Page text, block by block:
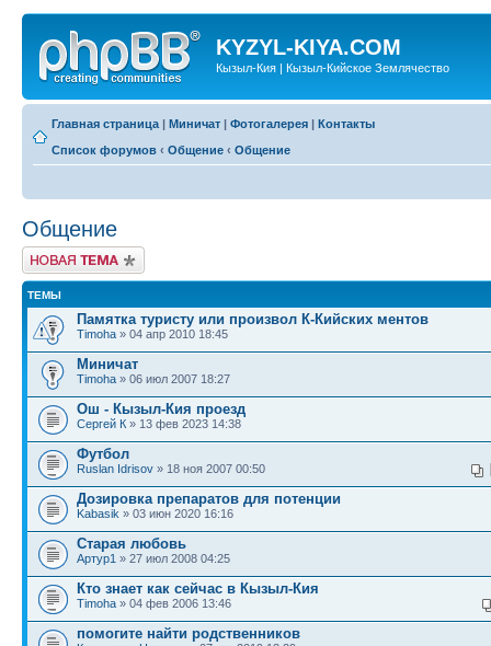
KYZYL-KIYA.COM
Кызыл-Кия | Кызыл-Кийское Землячество
Главная страница | Миничат | Фотогалерея | Контакты
Список форумов ‹ Общение ‹ Общение
Общение
Новая тема
ТЕМЫ
Памятка туристу или произвол К-Кийских ментов
Timoha » 04 апр 2010 18:45
Миничат
Timoha » 06 июл 2007 18:27
Ош - Кызыл-Кия проезд
Сергей К » 13 фев 2023 14:38
Футбол
Ruslan Idrisov » 18 ноя 2007 00:50
Дозировка препаратов для потенции
Kabasik » 03 июн 2020 16:16
Старая любовь
Артур1 » 27 июл 2008 04:25
Кто знает как сейчас в Кызыл-Кия
Timoha » 04 фев 2006 13:46
помогите найти родственников